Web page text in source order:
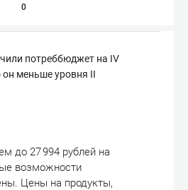
0
потреббюджет на IV
он меньше уровня II
до 27 994 рублей на
возможности
Цены на продукты,